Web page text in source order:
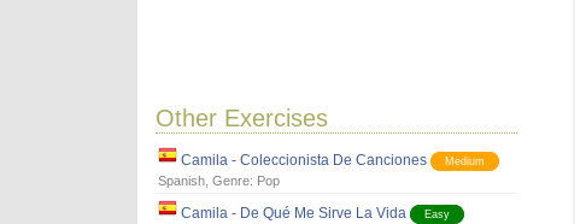
Other Exercises
Camila - Coleccionista De Canciones Medium
Spanish, Genre: Pop
Camila - De Qué Me Sirve La Vida Easy